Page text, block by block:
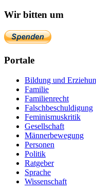
Wir bitten um
Portale
Bildung und
Familie
Familienrecht
Falschbeschuldigung
Feminismuskritik
Gesellschaft
Männerbewegung
Personen
Politik
Ratgeber
Sprache
Wissenschaft